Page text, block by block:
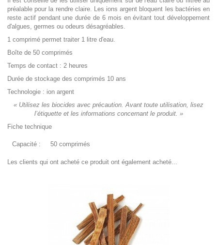
préalable pour la rendre claire. Les ions argent bloquent les bactéries en
reste actif pendant une durée de 6 mois en évitant tout développement
d'algues, germes ou odeurs désagréables.
1 comprimé permet traiter 1 litre d'eau.
Boîte de 50 comprimés
Temps de contact : 2 heures
Durée de stockage des comprimés 10 ans
Technologie : ion argent
« Utilisez les biocides avec précaution. Avant toute utilisation, lisez
l’étiquette et les informations concernant le produit. »
Fiche technique
Capacité : 50 comprimés
Les clients qui ont acheté ce produit ont également acheté...